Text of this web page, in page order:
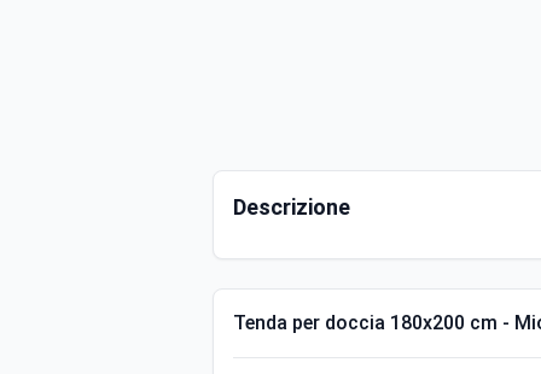
Descrizione
Tenda per doccia 180x200 cm -